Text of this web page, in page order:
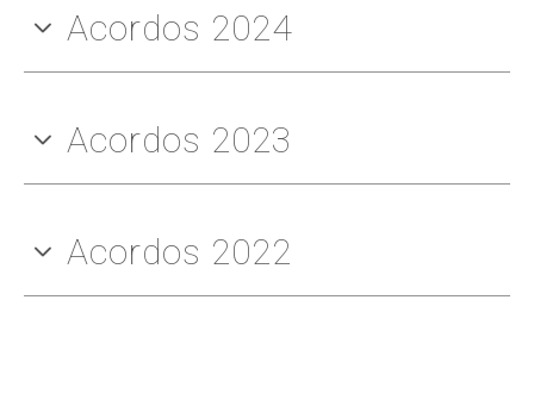
Acordos 2024
Acordos 2023
Acordos 2022